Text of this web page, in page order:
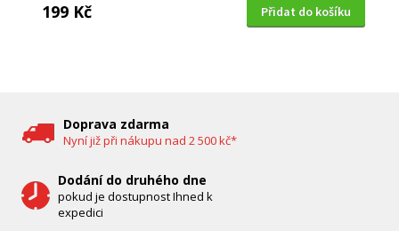
199 Kč Přidat do košíku
Doprava zdarma
Nyní již při nákupu nad 2 500 kč*
Dodání do druhého dne
pokud je dostupnost Ihned k
expedici